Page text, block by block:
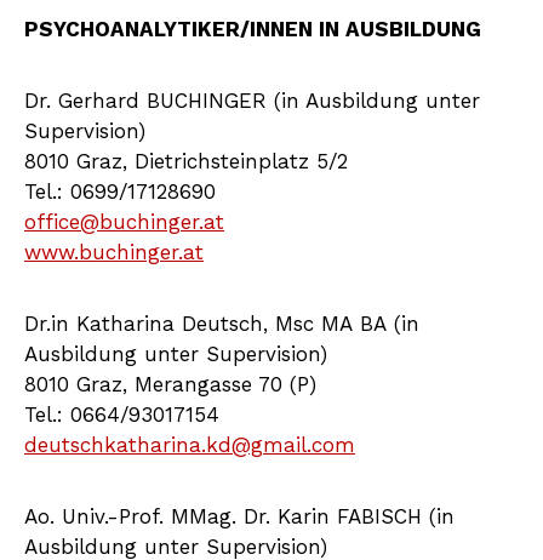
PSYCHOANALYTIKER/INNEN IN AUSBILDUNG
Dr. Gerhard BUCHINGER (in Ausbildung unter
Supervision)
8010 Graz, Dietrichsteinplatz 5/2
Tel.: 0699/17128690
office@buchinger.at
www.buchinger.at
Dr.in Katharina Deutsch, Msc MA BA (in
Ausbildung unter Supervision)
8010 Graz, Merangasse 70 (P)
Tel.: 0664/93017154
deutschkatharina.kd@gmail.com
Ao. Univ.-Prof. MMag. Dr. Karin FABISCH (in
Ausbildung unter Supervision)